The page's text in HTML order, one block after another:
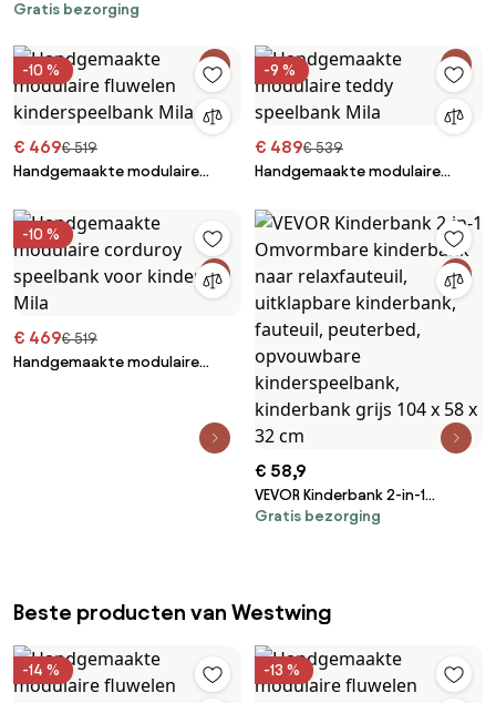
Eenhoornstoel - Wit - Max. 30
Geschikt voor Binnen
Gratis bezorging
-10 %
€ 469€ 519
Handgemaakte modulaire
-9 %
€ 489€ 539
Handgemaakte modulaire
-10 %
€ 469€ 519
Handgemaakte modulaire
€ 58,9
VEVOR Kinderbank 2-in-1
Omvormbare kinderbank naar
kinderspeelbank, kinderbank
grijs 104 x 58 x 32 cm
Gratis bezorging
Beste producten van Westwing
-14 % -13 %